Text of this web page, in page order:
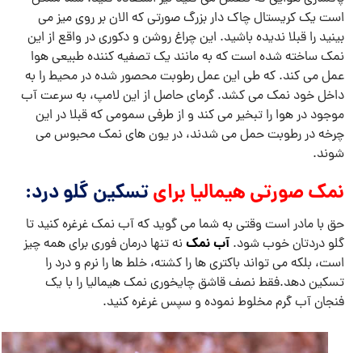
است یک کریستال چاک دار بزرگ صورتی که الان بر روی میز می
بینید را قبلا ندیده باشید. این چراغ روشن و دکوری در واقع از این
نمک ساخته شده است که به مانند یک تصفیه کننده طبیعی هوا
عمل می کند. که طی این عمل رطوبت محصور شده در محیط را به
داخل خود نمک می کشد. گرمای حاصل از این لامپ، به سرعت آب
موجود در هوا را تبخیر می کند و از طرفی سمومی که قبلا در این
چرخه در رطوبت حمل می شدند، در یون های نمک محبوس می
شوند.
نمک صورتی هیمالیا برایتسکین گلو درد:
حق با مادر است وقتی به شما می گوید که آب نمک غرغره کنید تا
گلو دردتان خوب شود.آب نمک نه تنها درمان فوری برای همه چیز
است، بلکه می تواند باکتری ها را کشته، خلط ها را نرم و درد را
تسکین دهد.فقط نصف قاشق چایخوری نمک هیمالیا را با یک
فنجان آب گرم مخلوط نموده و سپس غرغره کنید.